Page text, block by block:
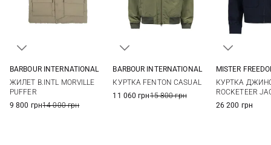
BARBOUR INTERNATIONAL
ЖИЛЕТ B.INTL MORVILLE
PUFFER
9 800 грн14 000 грн
BARBOUR INTERNATIONAL
КУРТКА FENTON CASUAL
11 060 грн15 800 грн
MISTER
КУРТКА
ROCKETEER
26 200 грн